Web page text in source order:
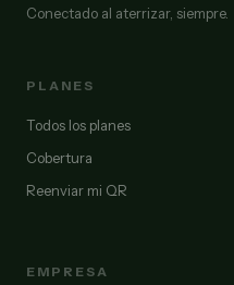
Conectado al aterrizar, siempre.
PLANES
Todos los planes
Cobertura
Reenviar mi QR
EMPRESA